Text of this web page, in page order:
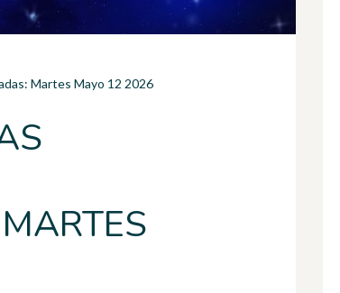
Martes Mayo 12 2026